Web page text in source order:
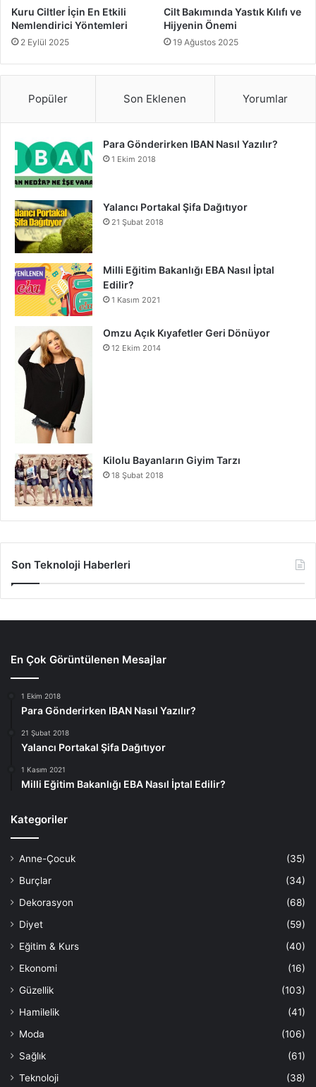
Kuru Ciltler İçin En Etkili
Nemlendirici Yöntemleri
2 Eylül 2025
Cilt Bakımında Yastık Kılıfı ve
Hijyenin Önemi
19 Ağustos 2025
Popüler Son Eklenen Yorumlar
Para Gönderirken IBAN Nasıl Yazılır?
1 Ekim 2018
Yalancı Portakal Şifa Dağıtıyor
21 Şubat 2018
Milli Eğitim Bakanlığı EBA Nasıl İptal
Edilir?
1 Kasım 2021
Omzu Açık Kıyafetler Geri Dönüyor
12 Ekim 2014
Kilolu Bayanların Giyim Tarzı
18 Şubat 2018
Son Teknoloji Haberleri
En Çok Görüntülenen Mesajlar
1 Ekim 2018
Para Gönderirken IBAN Nasıl Yazılır?
21 Şubat 2018
Yalancı Portakal Şifa Dağıtıyor
1 Kasım 2021
Milli Eğitim Bakanlığı EBA Nasıl İptal Edilir?
Kategoriler
Anne-Çocuk
(35)
Burçlar
(34)
Dekorasyon
(68)
Diyet
(59)
Eğitim & Kurs
(40)
Ekonomi
(16)
Güzellik
(103)
Hamilelik
(41)
Moda
(106)
Sağlık
(61)
Teknoloji
(38)